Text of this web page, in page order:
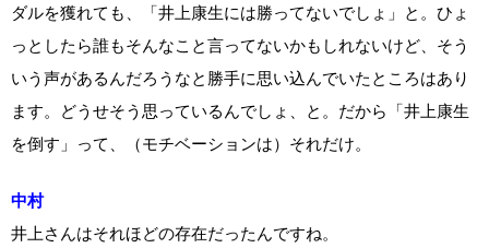
ダルを獲れても、「井上康生には勝ってないでしょ」と。ひょ
っとしたら誰もそんなこと言ってないかもしれないけど、そう
いう声があるんだろうなと勝手に思い込んでいたところはあり
ます。どうせそう思っているんでしょ、と。だから「井上康生
を倒す」って、（モチベーションは）それだけ。
中村
井上さんはそれほどの存在だったんですね。